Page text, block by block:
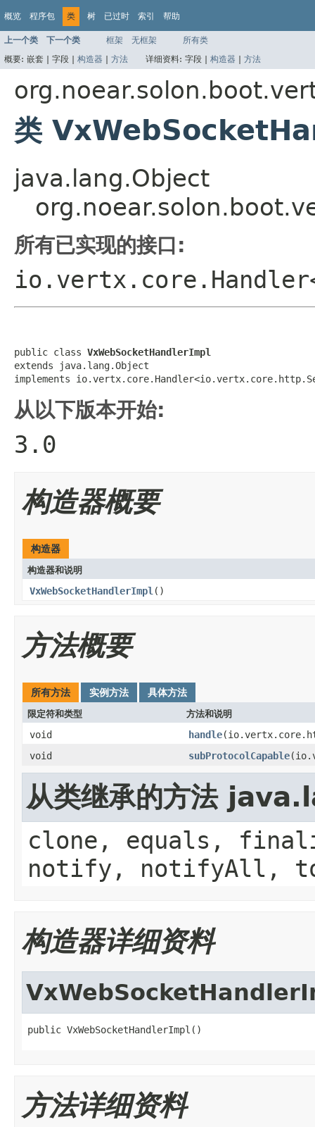
概览 程序包 类 树 已过时 索引 帮助
上一个类 下一个类 框架 无框架
所有类
概要: 嵌套 | 字段 | 构造器 | 方法 详细资料: 字段 | 构造器 | 方法
类
java.lang.Object
所有已实现的接口:
public class VxWebSocketHandlerImpl
extends java.lang.Object
implements
从以下版本开始:
3.0
构造器概要
构造器
构造器和说明
VxWebSocketHandlerImpl ()
方法概要
所有方法 实例方法 具体方法
限定符和类型 方法和说明
void handle
void
subProtocolCapable
从类继承的方法
clone, equals,
notify, notifyAll,
构造器详细资料
public VxWebSocketHandlerImpl()
方法详细资料